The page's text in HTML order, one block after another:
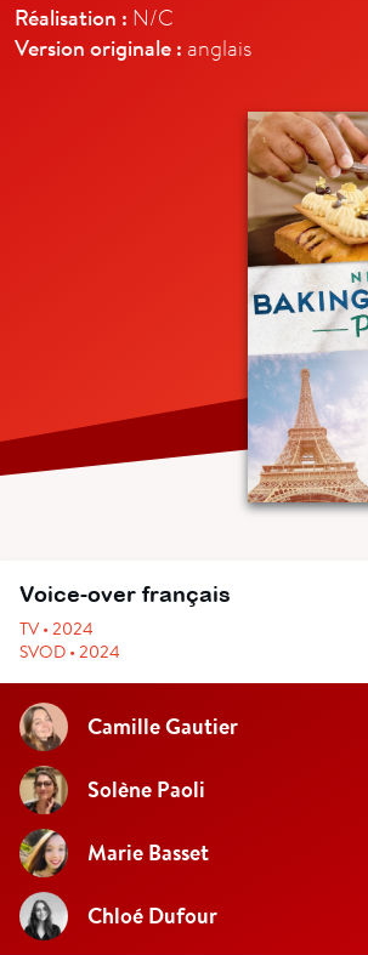
Réalisation : N/C
Version originale : anglais
Voice-over français
TV • 2024
SVOD • 2024
Camille Gautier
Solène Paoli
Marie Basset
Chloé Dufour